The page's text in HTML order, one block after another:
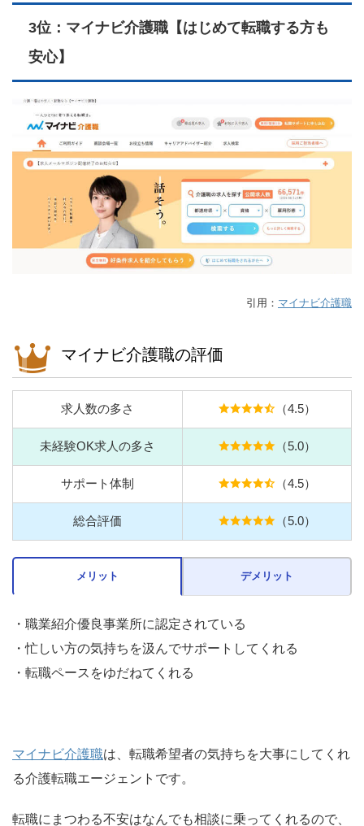
3位：マイナビ介護職【はじめて転職する方も
安心】
引用： マイナビ介護職
マイナビ介護職の評価
求人数の多さ （4.5）
未経験OK求人の多さ （5.0）
サポート体制 （4.5）
総合評価 （5.0）
メリット デメリット
・職業紹介優良事業所に認定されている
・忙しい方の気持ちを汲んでサポートしてくれる
・転職ペースをゆだねてくれる
マイナビ介護職は、転職希望者の気持ちを大事にしてくれ
る介護転職エージェントです。
転職にまつわる不安はなんでも相談に乗ってくれるので、